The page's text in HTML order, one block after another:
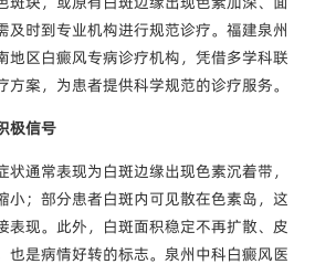
及时到专业机构进行规范诊疗。福建泉州
地区白癜风专病诊疗机构，凭借多学科联
案，为患者提供科学规范的诊疗服务。
极信号
状通常表现为白斑边缘出现色素沉着带，
小；部分患者白斑内可见散在色素岛，这
表现。此外，白斑面积稳定不再扩散、皮
也是病情好转的标志。泉州中科白癜风医